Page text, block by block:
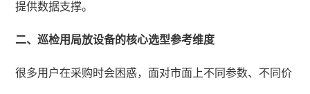
提供数据支撑。
二、巡检用局放设备的核心选型参考维度
很多用户在采购时会困惑，面对市面上不同参数、不同价